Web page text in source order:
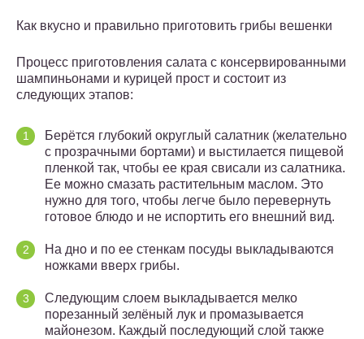
Как вкусно и правильно приготовить грибы вешенки
Процесс приготовления салата с консервированными
шампиньонами и курицей прост и состоит из
следующих этапов:
Берётся глубокий округлый салатник (желательно
с прозрачными бортами) и выстилается пищевой
пленкой так, чтобы ее края свисали из салатника.
Ее можно смазать растительным маслом. Это
нужно для того, чтобы легче было перевернуть
готовое блюдо и не испортить его внешний вид.
На дно и по ее стенкам посуды выкладываются
ножками вверх грибы.
Следующим слоем выкладывается мелко
порезанный зелёный лук и промазывается
майонезом. Каждый последующий слой также